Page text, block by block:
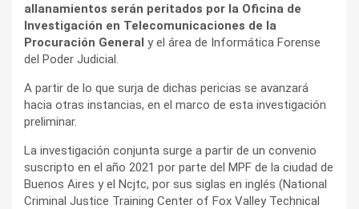
allanamientos serán peritados por la Oficina de
Investigación en Telecomunicaciones de la
Procuración General y el área de Informática Forense
del Poder Judicial.
A partir de lo que surja de dichas pericias se avanzará
hacia otras instancias, en el marco de esta investigación
preliminar.
La investigación conjunta surge a partir de un convenio
suscripto en el año 2021 por parte del MPF de la ciudad de
Buenos Aires y el Ncjtc, por sus siglas en inglés (National
Criminal Justice Training Center of Fox Valley Technical